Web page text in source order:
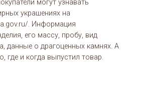
могут узнавать
украшениях на
. Информация
его массу, пробу, вид
данные о драгоценных камнях. А
где и когда выпустил товар.